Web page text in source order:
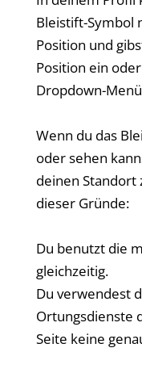
Bleistift-Symbol
Position und
Position ein
Dropdown-
Wenn du das
oder sehen
deinen Standort
dieser Gründe:
Du benutzt die
gleichzeitig.
Du verwendest
Ortungsdienste
Seite keine